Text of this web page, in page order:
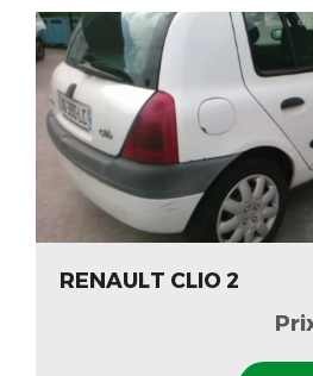
RENAULT CLIO 2